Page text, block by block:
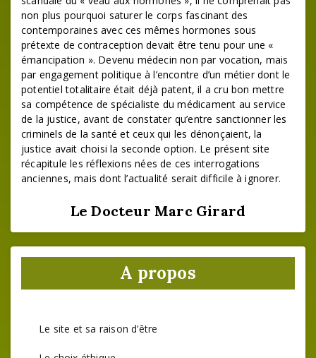
non plus pourquoi saturer le corps fascinant des
contemporaines avec ces mêmes hormones sous
prétexte de contraception devait être tenu pour une «
émancipation ». Devenu médecin non par vocation, mais
par engagement politique à l’encontre d’un métier dont le
potentiel totalitaire était déjà patent, il a cru bon mettre
sa compétence de spécialiste du médicament au service
de la justice, avant de constater qu’entre sanctionner les
criminels de la santé et ceux qui les dénonçaient, la
justice avait choisi la seconde option. Le présent site
récapitule les réflexions nées de ces interrogations
anciennes, mais dont l’actualité serait difficile à ignorer.
Le Docteur Marc Girard
A propos
Le site et sa raison d’être